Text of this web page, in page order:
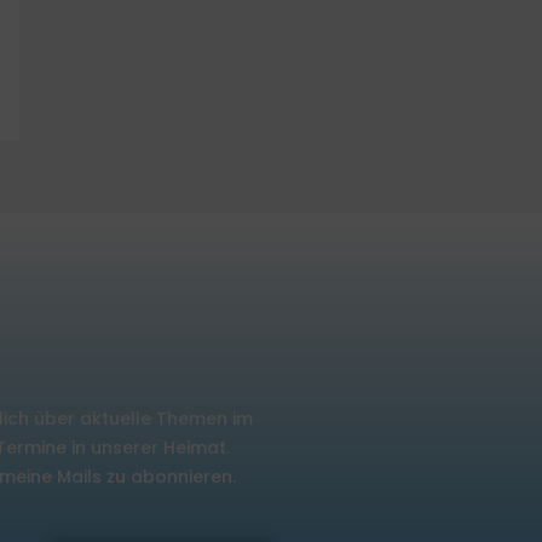
über aktuelle Themen im
in unserer Heimat.
Mails zu abonnieren.